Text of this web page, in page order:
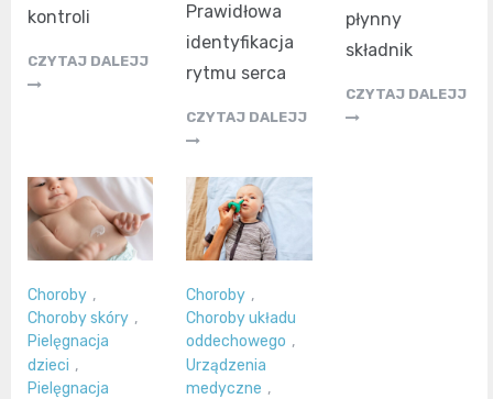
kontroli
CZYTAJ DALEJJ
Prawidłowa
identyfikacja
rytmu serca
CZYTAJ DALEJJ
płynny
składnik
CZYTAJ DALEJJ
Choroby ,
Choroby skóry ,
Pielęgnacja
dzieci ,
Pielęgnacja
Choroby ,
Choroby układu
oddechowego ,
Urządzenia
medyczne ,